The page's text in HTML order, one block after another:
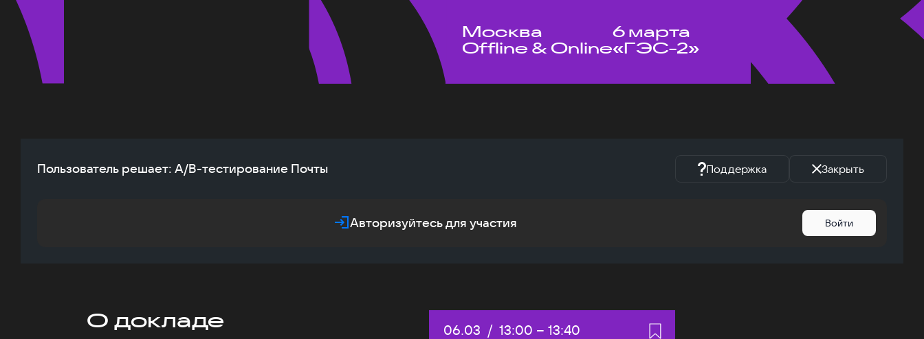
Москва
Offline & Online
6 марта
«ГЭС-2»
Пользователь решает: A/B-тестирование Почты Поддержка Закрыть
Авторизуйтесь для участия Войти
О докладе Дата:
06.03 / Начало:
13:00 – Конец:
13:40